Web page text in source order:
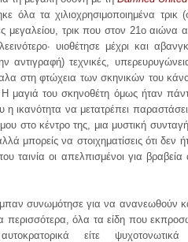
τα χιλιοχρησιμοποιημένα τρικ
τρικ που στον 21ο αιώνα
υιοθέτησε μέχρι και
αντιγραφή) τεχνικές,
στη φτώχεια των σκηνικών του
Η μαγιά του σκηνοθέτη όμως ήταν
ικανότητα να μετατρέπει
στο κέντρο της, μια μυστική
μπορείς να στοιχηματίσεις ότι δεν
ταινία οι απελπισμένοι για βραβεία
συνωμότησε για να ανανεωθούν
όλα τα είδη που
είτε ψυχοτονωτικά